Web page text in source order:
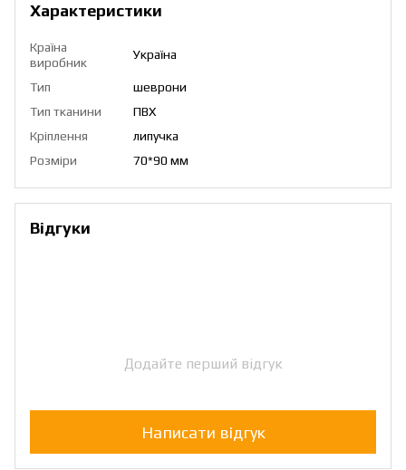
Характеристики
Країна
виробник
Україна
Тип
шеврони
Тип тканини
ПВХ
Кріплення
липучка
Розміри
70*90 мм
Відгуки
Додайте перший відгук
Написати відгук